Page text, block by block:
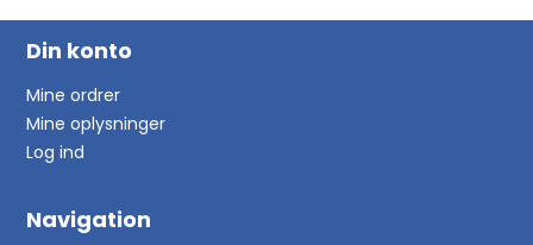
Din konto
Mine ordrer
Mine oplysninger
Log ind
Navigation